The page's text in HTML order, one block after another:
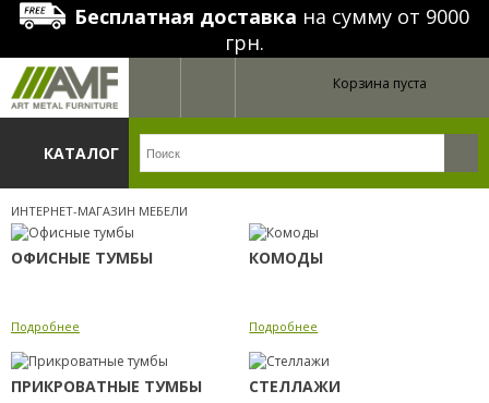
Бесплатная доставка на сумму от 9000
грн.
Корзина пуста
КАТАЛОГ
ИНТЕРНЕТ-МАГАЗИН МЕБЕЛИ
ОФИСНЫЕ ТУМБЫ
Подробнее
КОМОДЫ
Подробнее
ПРИКРОВАТНЫЕ ТУМБЫ СТЕЛЛАЖИ